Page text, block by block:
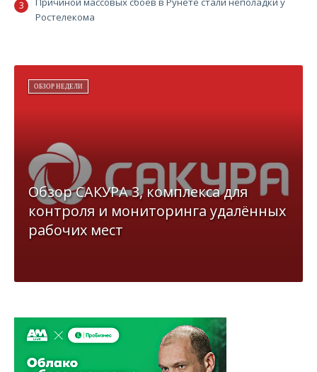
Ростелекома
ОБЗОР НЕДЕЛИ
Обзор САКУРА 3, комплекса для
контроля и мониторинга удалённых
рабочих мест